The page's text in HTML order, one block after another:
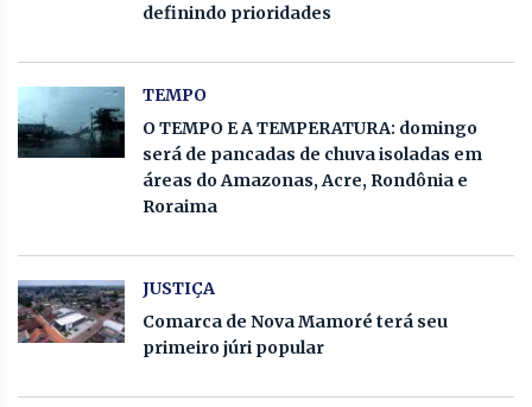
definindo prioridades
TEMPO
O TEMPO E A TEMPERATURA: domingo
será de pancadas de chuva isoladas em
áreas do Amazonas, Acre, Rondônia e
Roraima
JUSTIÇA
Comarca de Nova Mamoré terá seu
primeiro júri popular